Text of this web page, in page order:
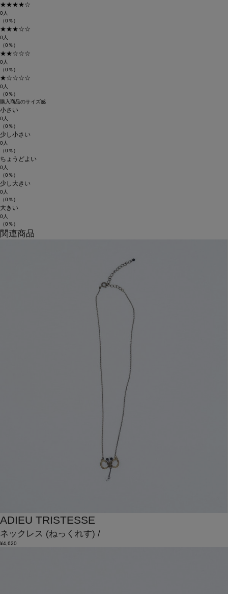
★★★★☆
0人
（0％）
★★★☆☆
0人
（0％）
★★☆☆☆
0人
（0％）
★☆☆☆☆
0人
（0％）
購入商品のサイズ感
小さい
0人
（0％）
少し小さい
0人
（0％）
ちょうどよい
0人
（0％）
少し大きい
0人
（0％）
大きい
0人
（0％）
関連商品
ADIEU TRISTESSE
ネックレス (ねっくれす) /
¥4,620